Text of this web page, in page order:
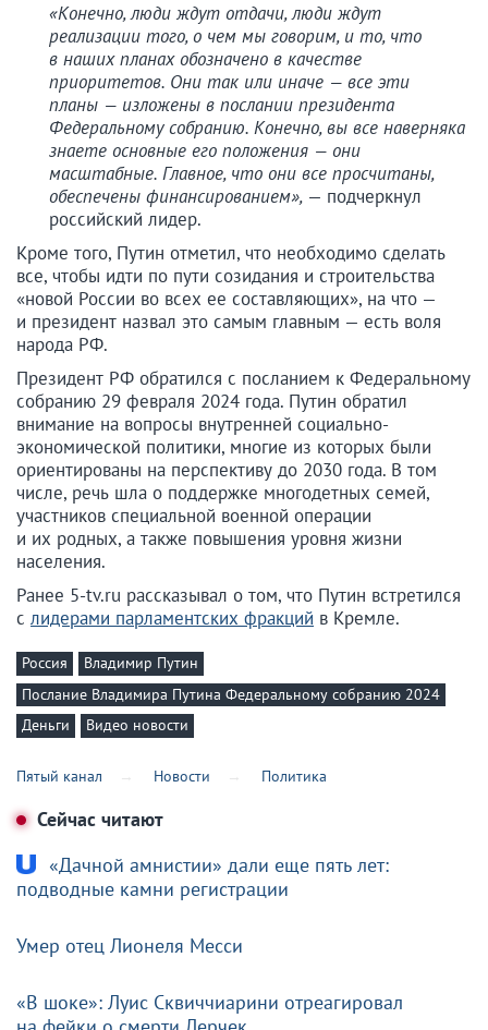
«Конечно, люди ждут отдачи, люди ждут
реализации того, о чем мы говорим, и то, что
в наших планах обозначено в качестве
приоритетов. Они так или иначе — все эти
планы — изложены в послании президента
Федеральному собранию. Конечно, вы все наверняка
знаете основные его положения — они
масштабные. Главное, что они все просчитаны,
обеспечены финансированием», — подчеркнул
российский лидер.
Кроме того, Путин отметил, что необходимо сделать
все, чтобы идти по пути созидания и строительства
«новой России во всех ее составляющих», на что —
и президент назвал это самым главным — есть воля
народа РФ.
Президент РФ обратился с посланием к Федеральному
собранию 29 февраля 2024 года. Путин обратил
внимание на вопросы внутренней социально-
экономической политики, многие из которых были
ориентированы на перспективу до 2030 года. В том
числе, речь шла о поддержке многодетных семей,
участников специальной военной операции
и их родных, а также повышения уровня жизни
населения.
Ранее 5-tv.ru рассказывал о том, что Путин встретился
с лидерами парламентских фракций в Кремле.
Россия
Владимир Путин
Послание Владимира Путина Федеральному собранию 2024
Деньги
Видео новости
Пятый канал Новости Политика
Сейчас читают
«Дачной амнистии» дали еще пять лет:
подводные камни регистрации
Умер отец Лионеля Месси
«В шоке»: Луис Сквиччиарини отреагировал